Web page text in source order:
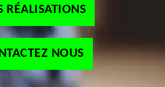
RÉALISATIONS
NOUS